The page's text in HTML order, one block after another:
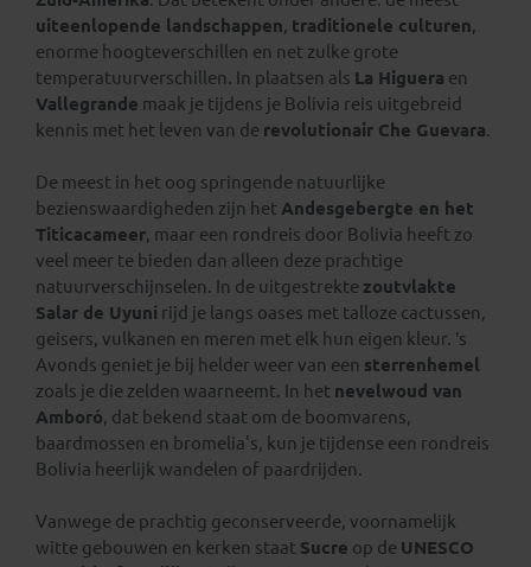
uiteenlopende landschappen, traditionele culturen,
enorme hoogteverschillen en net zulke grote
temperatuurverschillen. In plaatsen als La Higuera en
Vallegrande maak je tijdens je Bolivia reis uitgebreid
kennis met het leven van de revolutionair Che Guevara.
De meest in het oog springende natuurlijke
bezienswaardigheden zijn het Andesgebergte en het
Titicacameer, maar een rondreis door Bolivia heeft zo
veel meer te bieden dan alleen deze prachtige
natuurverschijnselen. In de uitgestrekte zoutvlakte
Salar de Uyuní rijd je langs oases met talloze cactussen,
geisers, vulkanen en meren met elk hun eigen kleur. ’s
Avonds geniet je bij helder weer van een sterrenhemel
zoals je die zelden waarneemt. In het nevelwoud van
Amboró, dat bekend staat om de boomvarens,
baardmossen en bromelia's, kun je tijdense een rondreis
Bolivia heerlijk wandelen of paardrijden.
Vanwege de prachtig geconserveerde, voornamelijk
witte gebouwen en kerken staat Sucre op de UNESCO